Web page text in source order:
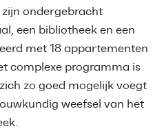
ondergebracht
een bibliotheek en een
met 18 appartementen
complexe programma is
zo goed mogelijk voegt
weefsel van het